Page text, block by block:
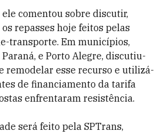
comentou sobre discutir,
repasses hoje feitos pelas
transporte. Em municípios,
e Porto Alegre, discutiu-
remodelar esse recurso e utilizá-
de financiamento da tarifa
enfrentaram resistência.
será feito pela SPTrans,